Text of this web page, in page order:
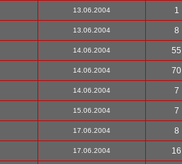
13.06.2004 1
13.06.2004 8
14.06.2004 55
14.06.2004 70
14.06.2004 7
15.06.2004 7
17.06.2004 8
17.06.2004 16